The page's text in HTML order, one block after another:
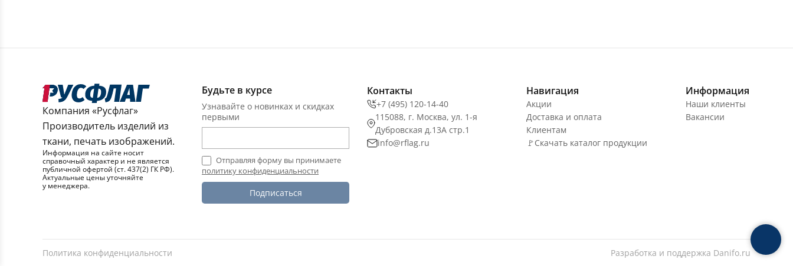
Компания «Русфлаг»
Производитель изделий из
ткани, печать изображений.
Информация на сайте носит
справочный характер и не является
публичной офертой (ст. 437(2) ГК РФ).
Актуальные цены уточняйте
у менеджера.
Будьте в курсе
Узнавайте о новинках и скидках
первыми
Отправляя форму вы принимаете
политику конфиденциальности
Подписаться
Контакты
+7 (495) 120-14-40
115088, г. Москва, ул. 1-я
Дубровская д.13А стр.1
info@rflag.ru
Навигация
Акции
Доставка и оплата
Клиентам
🚩Скачать каталог продукции
Информация
Наши клиенты
Вакансии
Политика конфиденциальности Разработка и поддержка Danifo.ru